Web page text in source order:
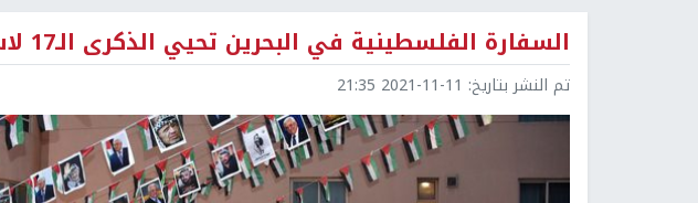
السفارة الفلسطينية في البحرين تحيي الذكرى الـ17 لاستشهاد عرفات
تم النشر بتاريخ: 2021-11-11 21:35